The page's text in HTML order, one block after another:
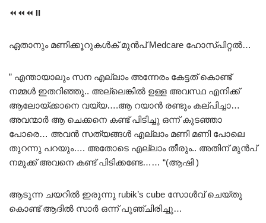
⏪️⏪️⏪️⏸️
ഏതാനും മണിക്കൂറുകൾക് മുൻപ് Medcare ഹോസ്പിറ്റൽ…
” എന്തായാലും സന എല്ലാം അന്നേരം കേട്ടത് കൊണ്ട്
നമ്മൾ ഇതറിഞ്ഞു.. അല്ലെങ്കിൽ ഉള്ള അവസ്ഥ എനിക്ക്
ആലോയ്ക്കാനെ വയ്യ….ആ റയാൻ രണ്ടും കല്പിച്ചാ…
അവന്മാർ ആ ചെക്കനെ കണ്ട് പിടിച്ചു ഒന്ന് കുടഞ്ഞാ
പോരെ… അവൻ സത്യങ്ങൾ എല്ലാം മണി മണി പോലെ
തുറന്നു പറയും…. അതോടെ എല്ലാം തീരും.. അതിന് മുൻപ്
നമുക്ക് അവനെ കണ്ട് പിടിക്കണ്ടേ…… “(ആഷി )
ആടുന്ന ചയറിൽ ഇരുന്നു rubik’s cube സോൾവ് ചെയ്തു
കൊണ്ട് ആദിൽ സാർ ഒന്ന് പുഞ്ചിരിച്ചു…